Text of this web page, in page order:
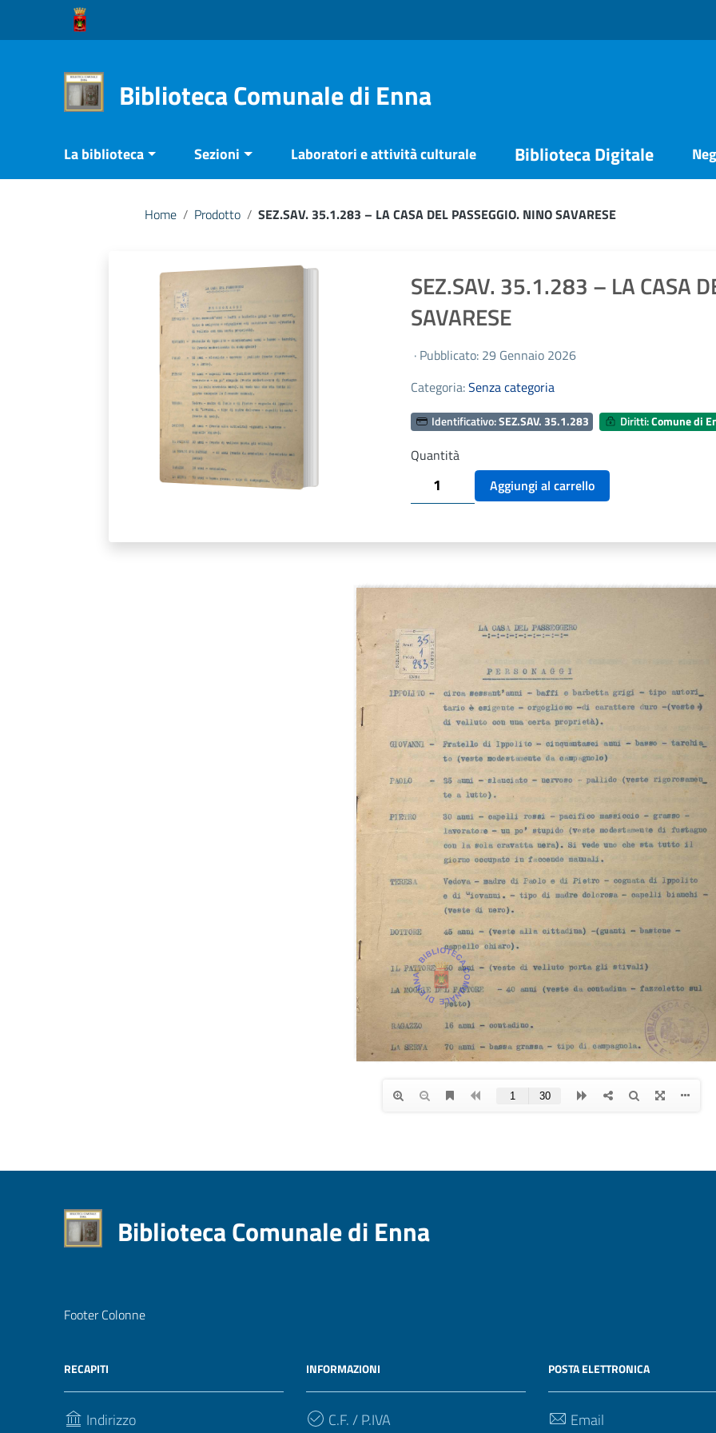
Vai ai contenuti
Vai al menu di navigazione
Biblioteca Comunale di Enna
La biblioteca Sezioni Laboratori e attività culturale Biblioteca Digitale
Home / Prodotto / SEZ.SAV. 35.1.283 – LA CASA DEL PASSEGGIO. NINO SAVARESE
SEZ.SAV. 35.1.283 – LA CASA
SAVARESE
· Pubblicato: 29 Gennaio 2026
Categoria:Senza categoria
Identificativo:SEZ.SAV. 35.1.283 Diritti:Comune di
Quantità
SEZ.SAV.
35.1.283
LA
DEL
PASSEGGIO.
NINO
SAVARESE
quantità
Aggiungi al carrello
Biblioteca Comunale di Enna
Footer Colonne
RECAPITI
Indirizzo
INFORMAZIONI
C.F. / P.IVA
POSTA ELETTRONICA
Email